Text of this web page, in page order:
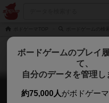
デジタルモンスタ
ボードゲームのプレイ
て、
自分のデータを管理し
約75,000人がボドゲー